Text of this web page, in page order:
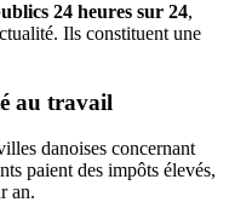
24 heures sur 24,
Ils constituent une
au travail
danoises concernant
paient des impôts élevés,
an.